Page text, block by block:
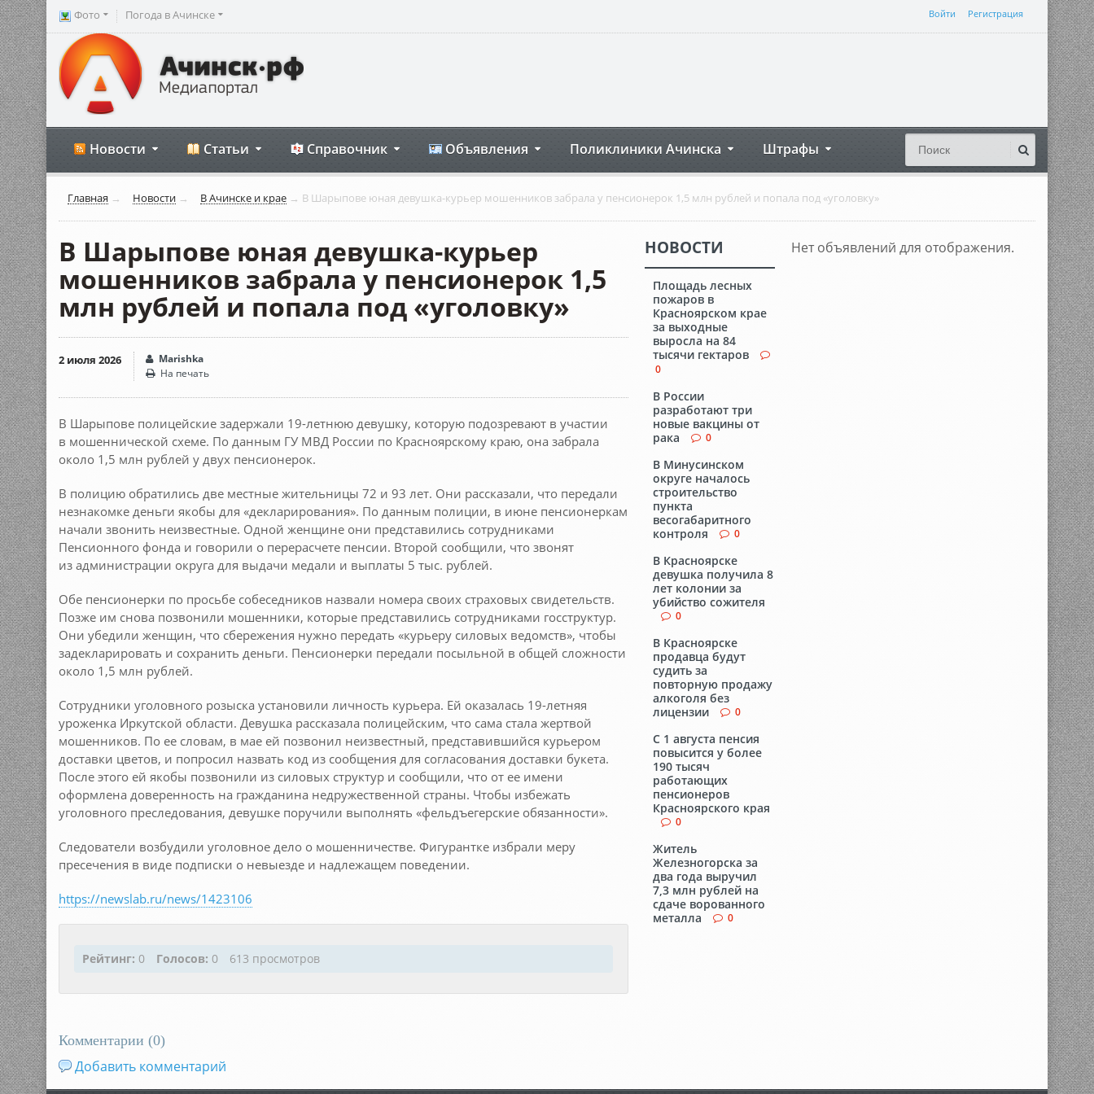
Войти Регистрация
Фото Погода в Ачинске
Новости Статьи Справочник Объявления Поликлиники Ачинска Штрафы
Главная → Новости → В Ачинске и крае → В Шарыпове юная девушка-курьер мошенников забрала у пенсионерок 1,5 млн рублей и попала под «уголовку»
В Шарыпове юная девушка-курьер
мошенников забрала у пенсионерок 1,5
млн рублей и попала под «уголовку»
2 июля 2026
Marishka
На печать
В Шарыпове полицейские задержали 19-летнюю девушку, которую подозревают в участии
в мошеннической схеме. По данным ГУ МВД России по Красноярскому краю, она забрала
около 1,5 млн рублей у двух пенсионерок.
В полицию обратились две местные жительницы 72 и 93 лет. Они рассказали, что передали
незнакомке деньги якобы для «декларирования». По данным полиции, в июне пенсионеркам
начали звонить неизвестные. Одной женщине они представились сотрудниками
Пенсионного фонда и говорили о перерасчете пенсии. Второй сообщили, что звонят
из администрации округа для выдачи медали и выплаты 5 тыс. рублей.
Обе пенсионерки по просьбе собеседников назвали номера своих страховых свидетельств.
Позже им снова позвонили мошенники, которые представились сотрудниками госструктур.
Они убедили женщин, что сбережения нужно передать «курьеру силовых ведомств», чтобы
задекларировать и сохранить деньги. Пенсионерки передали посыльной в общей сложности
около 1,5 млн рублей.
Сотрудники уголовного розыска установили личность курьера. Ей оказалась 19-летняя
уроженка Иркутской области. Девушка рассказала полицейским, что сама стала жертвой
мошенников. По ее словам, в мае ей позвонил неизвестный, представившийся курьером
доставки цветов, и попросил назвать код из сообщения для согласования доставки букета.
После этого ей якобы позвонили из силовых структур и сообщили, что от ее имени
оформлена доверенность на гражданина недружественной страны. Чтобы избежать
уголовного преследования, девушке поручили выполнять «фельдъегерские обязанности».
Следователи возбудили уголовное дело о мошенничестве. Фигурантке избрали меру
пресечения в виде подписки о невыезде и надлежащем поведении.
https://newslab.ru/news/1423106
Рейтинг: 0 Голосов: 0 613 просмотров
Комментарии (0)
Добавить комментарий
НОВОСТИ
Площадь лесных
пожаров в
Красноярском крае
за выходные
выросла на 84
тысячи гектаров
0
В России
разработают три
новые вакцины от
рака
0
В Минусинском
округе началось
строительство
пункта
весогабаритного
контроля
0
В Красноярске
девушка получила 8
лет колонии за
убийство сожителя
0
В Красноярске
продавца будут
судить за
повторную продажу
алкоголя без
лицензии
0
С 1 августа пенсия
повысится у более
190 тысяч
работающих
пенсионеров
Красноярского края
0
Житель
Железногорска за
два года выручил
7,3 млн рублей на
сдаче ворованного
металла
0
Нет объявлений для отображения.